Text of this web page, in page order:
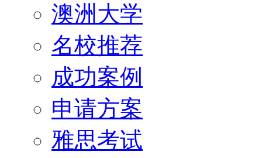
澳洲大学
名校推荐
成功案例
申请方案
雅思考试